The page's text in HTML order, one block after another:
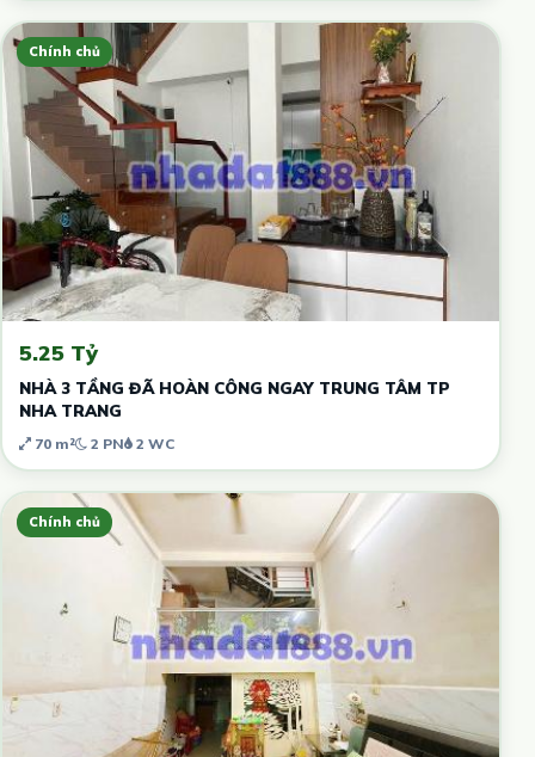
Chính chủ
5.25 Tỷ
NHÀ 3 TẦNG ĐÃ HOÀN CÔNG NGAY TRUNG TÂM TP
NHA TRANG
70 m² 2 PN 2 WC
Chính chủ